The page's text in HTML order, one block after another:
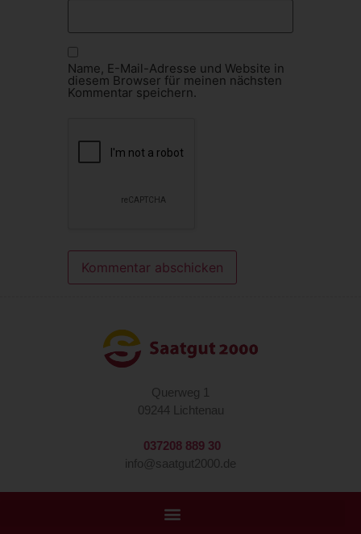
Name, E-Mail-Adresse und Website in
diesem Browser für meinen nächsten
Kommentar speichern.
Querweg 1
09244 Lichtenau
037208 889 30
info@saatgut2000.de